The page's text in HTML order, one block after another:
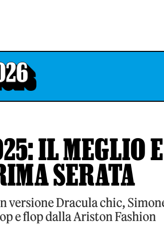
IL MEGLIO E
SERATA
versione Dracula chic,
e flop dalla Ariston Fashion